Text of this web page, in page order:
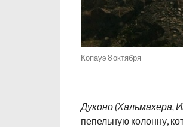
Копауэ 8 октября
Дуконо (Хальмахера,
пепельную колонну,